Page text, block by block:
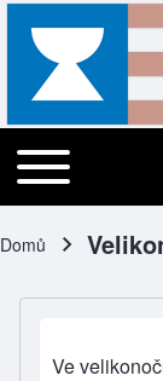
Main navigation
Toggle main menu
Domů
Ve